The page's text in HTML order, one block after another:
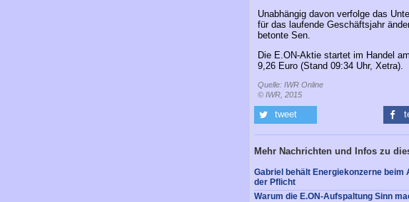
Unabhängig davon verfolge das
für das laufende Geschäftsjahr
betonte Sen.
Die E.ON-Aktie startet im Handel
9,26 Euro (Stand 09:34 Uhr, Xetra).
Quelle: IWR Online
© IWR, 2015
tweet
Mehr Nachrichten und Infos zu
Gabriel behält Energiekonzerne beim
der Pflicht
Warum die E.ON-Aufspaltung Sinn